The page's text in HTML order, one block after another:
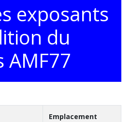
exposants
du
AMF77
Emplacement